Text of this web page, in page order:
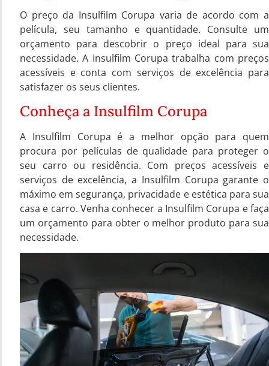
O preço da Insulfilm Corupa varia de acordo com a
película, seu tamanho e quantidade. Consulte um
orçamento para descobrir o preço ideal para sua
necessidade. A Insulfilm Corupa trabalha com preços
acessíveis e conta com serviços de excelência para
satisfazer os seus clientes.
Conheça a Insulfilm Corupa
A Insulfilm Corupa é a melhor opção para quem
procura por películas de qualidade para proteger o
seu carro ou residência. Com preços acessíveis e
serviços de excelência, a Insulfilm Corupa garante o
máximo em segurança, privacidade e estética para sua
casa e carro. Venha conhecer a Insulfilm Corupa e faça
um orçamento para obter o melhor produto para sua
necessidade.